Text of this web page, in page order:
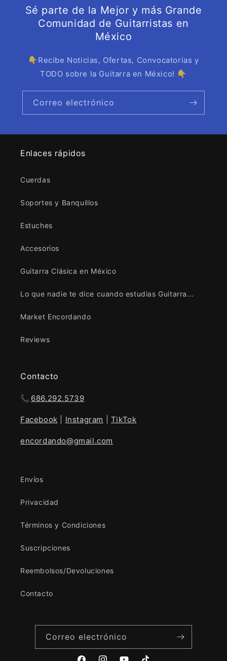
Sé parte de la Mejor y más Grande
Comunidad de Guitarristas en
México
👇Recibe Noticias, Ofertas, Convocatorias y
TODO sobre la Guitarra en México! 👇
Correo electrónico
Enlaces rápidos
Cuerdas
Soportes y Banquillos
Estuches
Accesorios
Guitarra Clásica en México
Lo que nadie te dice cuando estudias Guitarra...
Market Encordando
Reviews
Contacto
📞 686.292.5739
Facebook Instagram TikTok
encordando@gmail.com
Envíos
Privacidad
Términos y Condiciones
Suscripciones
Reembolsos/Devoluciones
Contacto
Correo electrónico